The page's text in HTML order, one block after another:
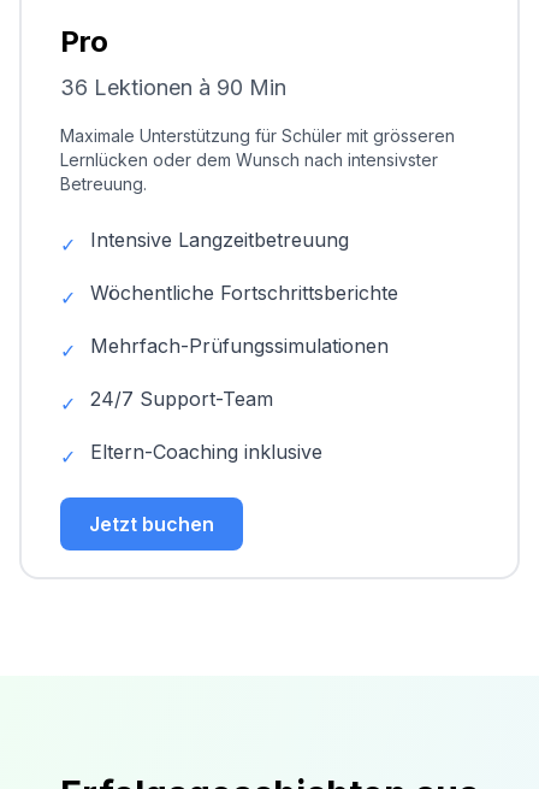
Pro
36 Lektionen à 90 Min
Maximale Unterstützung für Schüler mit grösseren
Lernlücken oder dem Wunsch nach intensivster
Betreuung.
✓ Intensive Langzeitbetreuung
✓ Wöchentliche Fortschrittsberichte
✓ Mehrfach-Prüfungssimulationen
✓ 24/7 Support-Team
✓ Eltern-Coaching inklusive
Jetzt buchen